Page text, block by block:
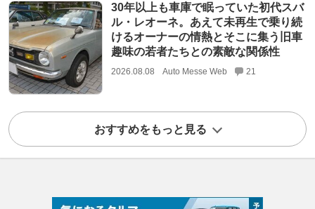
30年以上も車庫で眠っていた初代スバ
ル・レオーネ。あえて未再生で乗り続
けるオーナーの情熱とそこに集う旧車
趣味の若者たちとの素敵な関係性
2026.08.08 Auto Messe Web 21
おすすめをもっと見る